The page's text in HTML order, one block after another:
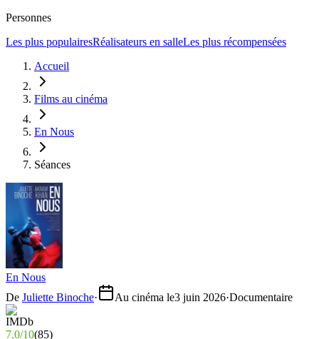
Personnes
Les plus populairesRéalisateurs en salleLes plus récompensées
Accueil
Films au cinéma
En Nous
Séances
En Nous
De Juliette Binoche· Au cinéma le3 juin 2026·Documentaire
7.0/10(85)